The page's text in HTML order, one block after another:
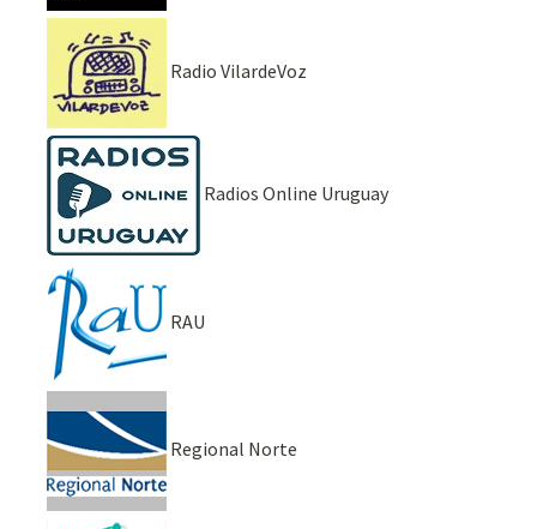
Radio VilardeVoz
Radios Online Uruguay
RAU
Regional Norte